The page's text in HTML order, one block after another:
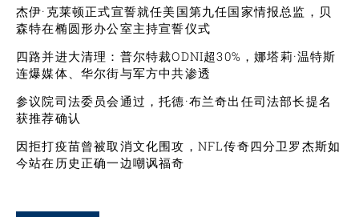
杰伊·克莱顿正式宣誓就任美国第九任国家情报总监，贝
森特在椭圆形办公室主持宣誓仪式
四路并进大清理：普尔特裁ODNI超30%，娜塔莉·温特斯
连爆媒体、华尔街与军方中共渗透
参议院司法委员会通过，托德·布兰奇出任司法部长提名
获推荐确认
因拒打疫苗曾被取消文化围攻，NFL传奇四分卫罗杰斯如
今站在历史正确一边嘲讽福奇